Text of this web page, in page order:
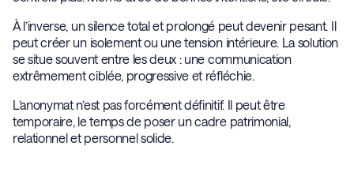
À l’inverse, un silence total et prolongé peut devenir pesant. Il
peut créer un isolement ou une tension intérieure. La solution
se situe souvent entre les deux : une communication
extrêmement ciblée, progressive et réfléchie.
L’anonymat n’est pas forcément définitif. Il peut être
temporaire, le temps de poser un cadre patrimonial,
relationnel et personnel solide.